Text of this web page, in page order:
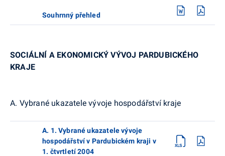
Souhrnný přehled
SOCIÁLNÍ A EKONOMICKÝ VÝVOJ PARDUBICKÉHO
KRAJE
A. Vybrané ukazatele vývoje hospodářství kraje
A. 1. Vybrané ukazatele vývoje
hospodářství v Pardubickém kraji v
1. čtvrtletí 2004